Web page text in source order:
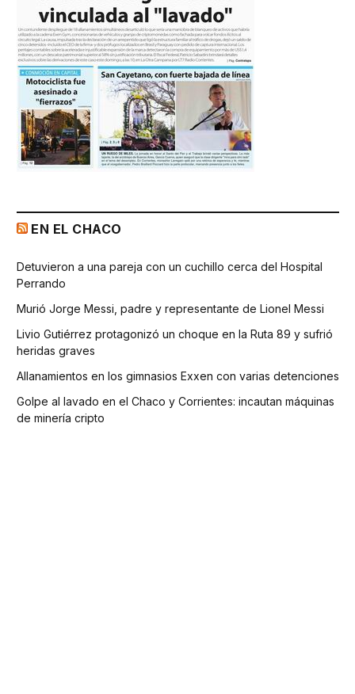
EN EL CHACO
Detuvieron a una pareja con un cuchillo cerca del Hospital
Perrando
Murió Jorge Messi, padre y representante de Lionel Messi
Livio Gutiérrez protagonizó un choque en la Ruta 89 y sufrió
heridas graves
Allanamientos en los gimnasios Exxen con varias detenciones
Golpe al lavado en el Chaco y Corrientes: incautan máquinas
de minería cripto